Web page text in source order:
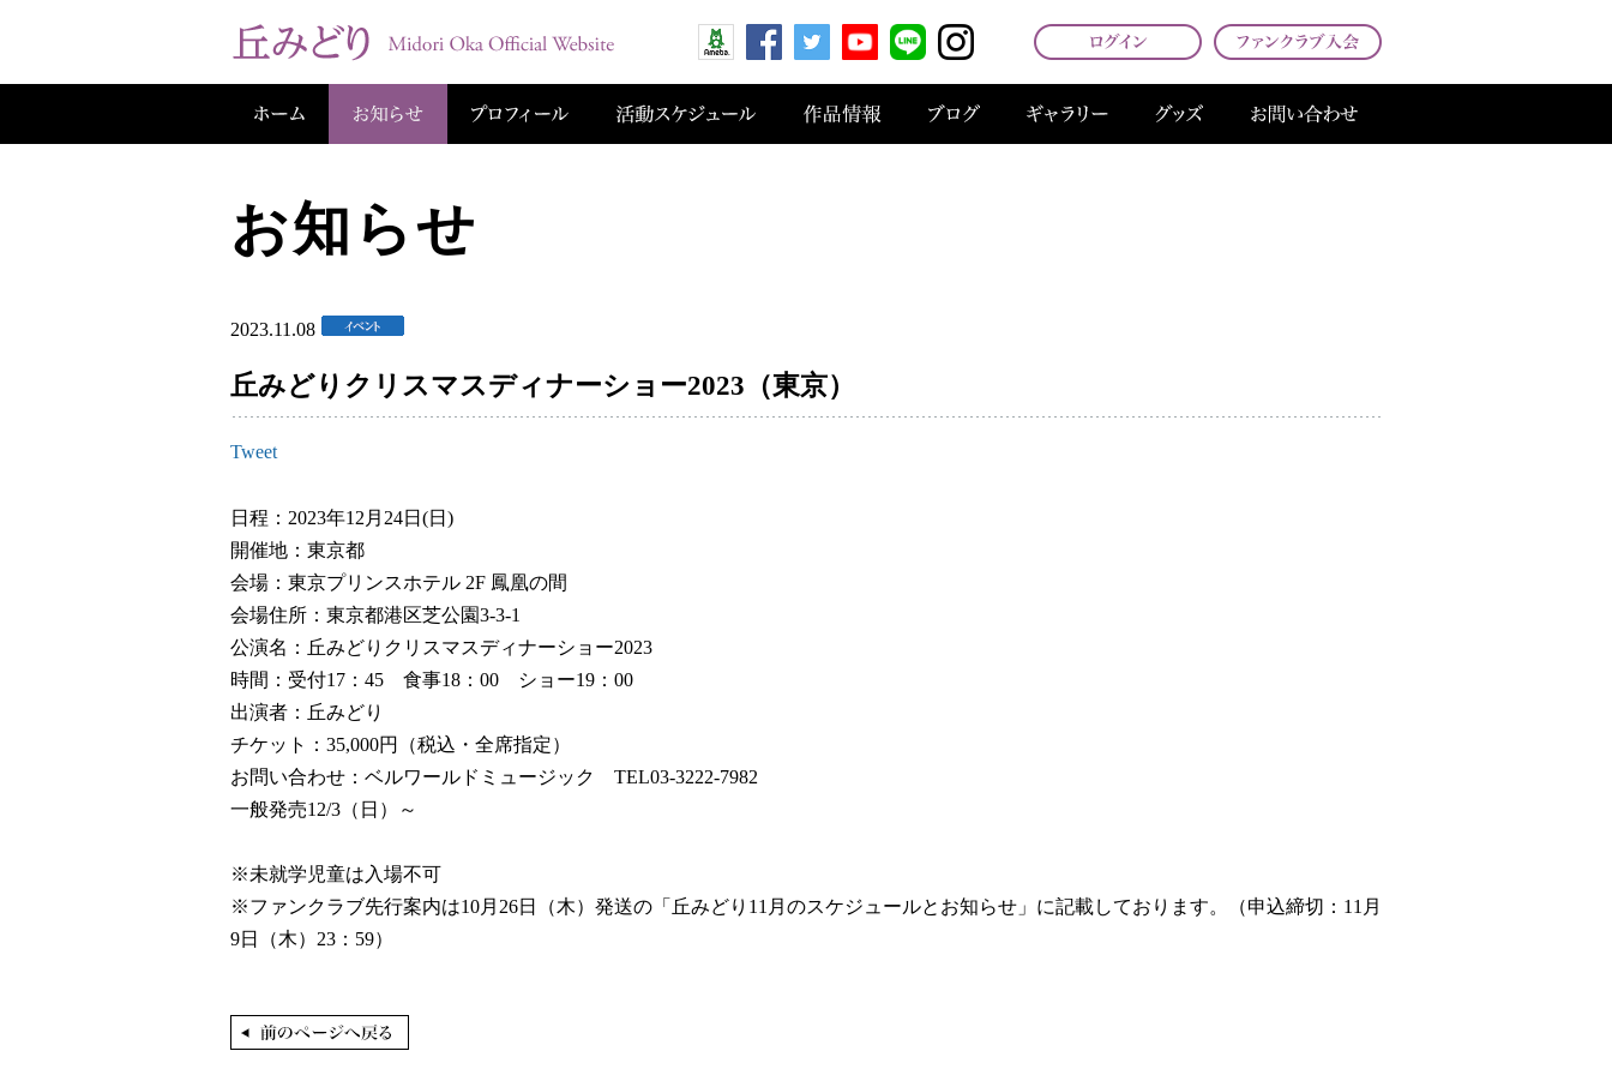
お知らせ
2023.11.08
丘みどりクリスマスディナーショー2023（東京）
Tweet
日程：2023年12月24日(日)
開催地：東京都
会場：東京プリンスホテル 2F 鳳凰の間
会場住所：東京都港区芝公園3-3-1
公演名：丘みどりクリスマスディナーショー2023
時間：受付17：45 食事18：00 ショー19：00
出演者：丘みどり
チケット：35,000円（税込・全席指定）
お問い合わせ：ベルワールドミュージック TEL03-3222-7982
一般発売12/3（日）～
※未就学児童は入場不可
※ファンクラブ先行案内は10月26日（木）発送の「丘みどり11月のスケジュールとお知らせ」に記載しております。（申込締切：11月
9日（木）23：59）